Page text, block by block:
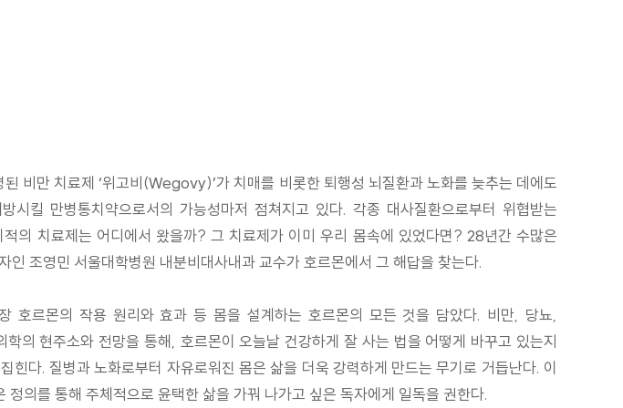
비만 치료제 ‘위고비(Wegovy)’가 치매를 비롯한 퇴행성 뇌질환과 노화를 늦추는 데에도
킬 만병통치약으로서의 가능성마저 점쳐지고 있다. 각종 대사질환으로부터 위협받는
의 치료제는 어디에서 왔을까? 그 치료제가 이미 우리 몸속에 있었다면? 28년간 수많은
조영민 서울대학병원 내분비대사내과 교수가 호르몬에서 그 해답을 찾는다.
호르몬의 작용 원리와 효과 등 몸을 설계하는 호르몬의 모든 것을 담았다. 비만, 당뇨,
의 현주소와 전망을 통해, 호르몬이 오늘날 건강하게 잘 사는 법을 어떻게 바꾸고 있는지
다. 질병과 노화로부터 자유로워진 몸은 삶을 더욱 강력하게 만드는 무기로 거듭난다. 이
의를 통해 주체적으로 윤택한 삶을 가꿔 나가고 싶은 독자에게 일독을 권한다.